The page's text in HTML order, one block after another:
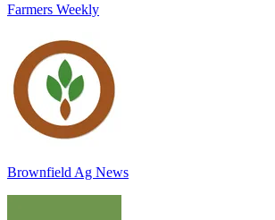
Farmers Weekly
Brownfield Ag News